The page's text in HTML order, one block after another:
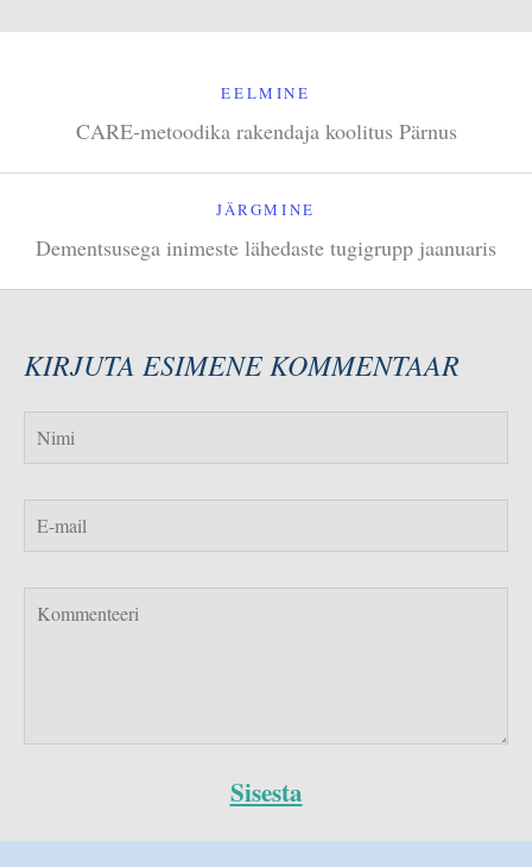
EELMINE
CARE-metoodika rakendaja koolitus Pärnus
JÄRGMINE
Dementsusega inimeste lähedaste tugigrupp jaanuaris
KIRJUTA ESIMENE KOMMENTAAR